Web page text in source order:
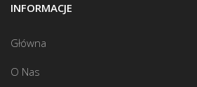
INFORMACJE
Główna
O Nas